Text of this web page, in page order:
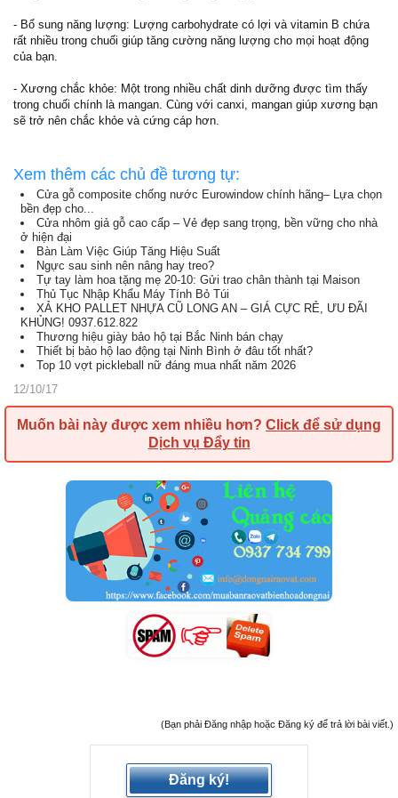
- Bổ sung năng lượng: Lượng carbohydrate có lợi và vitamin B chứa
rất nhiều trong chuối giúp tăng cường năng lượng cho mọi hoạt động
của bạn.
- Xương chắc khỏe: Một trong nhiều chất dinh dưỡng được tìm thấy
trong chuối chính là mangan. Cùng với canxi, mangan giúp xương bạn
sẽ trở nên chắc khỏe và cứng cáp hơn.
Xem thêm các chủ đề tương tự:
Cửa gỗ composite chống nước Eurowindow chính hãng– Lựa chọn
bền đẹp cho...
Cửa nhôm giả gỗ cao cấp – Vẻ đẹp sang trọng, bền vững cho nhà
ở hiện đại
Bàn Làm Việc Giúp Tăng Hiệu Suất
Ngực sau sinh nên nâng hay treo?
Tự tay làm hoa tặng mẹ 20-10: Gửi trao chân thành tại Maison
Thủ Tục Nhập Khẩu Máy Tính Bỏ Túi
XẢ KHO PALLET NHỰA CŨ LONG AN – GIÁ CỰC RẺ, ƯU ĐÃI
KHỦNG! 0937.612.822
Thương hiệu giày bảo hộ tại Bắc Ninh bán chạy
Thiết bị bảo hộ lao động tại Ninh Bình ở đâu tốt nhất?
Top 10 vợt pickleball nữ đáng mua nhất năm 2026
12/10/17
Muốn bài này được xem nhiều hơn? Click để sử dụng
Dịch vụ Đẩy tin
(Bạn phải Đăng nhập hoặc Đăng ký để trả lời bài viết.)
Đăng ký!